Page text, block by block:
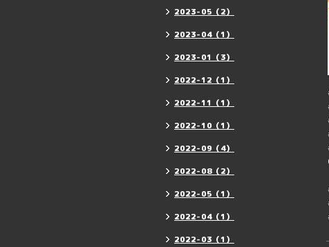
2023-05（2）
2023-04（1）
2023-01（3）
2022-12（1）
2022-11（1）
2022-10（1）
2022-09（4）
2022-08（2）
2022-05（1）
2022-04（1）
2022-03（1）